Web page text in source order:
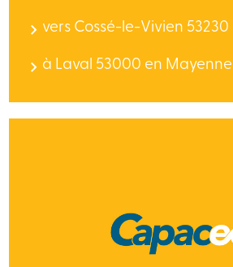
vers Cossé-le-Vivien
à Laval 53000 en Mayenne